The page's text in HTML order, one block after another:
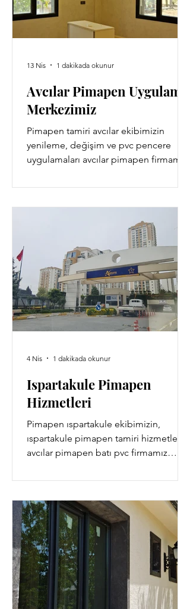
Avcılar Pimapen Uygulama
Merkezimiz
Pimapen tamiri avcılar ekibimizin
yenileme, değişim ve pvc pencere
uygulamaları avcılar pimapen firmamız
13 Nis 1 dakikada okunur
Ispartakule Pimapen
Hizmetleri
Pimapen ıspartakule ekibimizin,
ıspartakule pimapen tamiri hizmetleri
avcılar pimapen batı pvc firmamız
4 Nis 1 dakikada okunur